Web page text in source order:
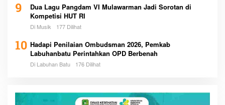
9
Dua Lagu Pangdam VI Mulawarman Jadi Sorotan di
Kompetisi HUT RI
Di Musik 177 Dilihat
10 Hadapi Penilaian Ombudsman 2026, Pemkab
Labuhanbatu Perintahkan OPD Berbenah
Di Labuhan Batu 176 Dilihat